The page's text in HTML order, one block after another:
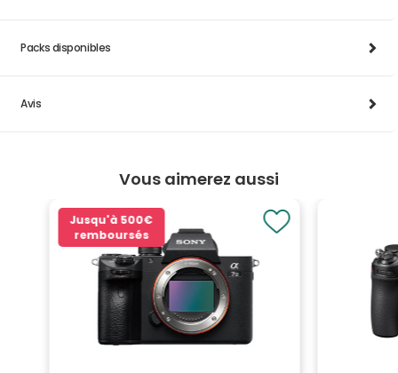
Packs disponibles
Avis
Vous aimerez aussi
Jusqu'à 500€
remboursés